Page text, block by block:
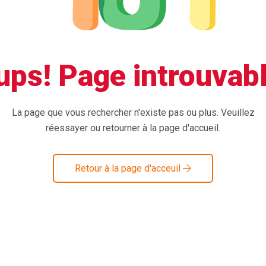
Page
La page que vous rechercher n'existe pas ou plus. Veuillez
réessayer ou retourner à la page d'accueil.
Retour à la page d'acceuil